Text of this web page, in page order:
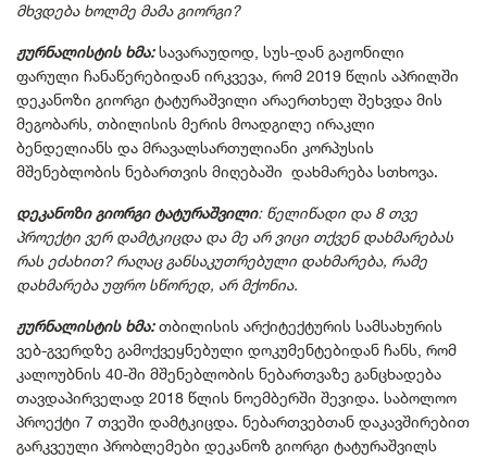
მხვდება ხოლმე მამა გიორგი?
ჟურნალისტის ხმა: სავარაუდოდ, სუს-დან გაჟონილი
ფარული ჩანაწერებიდან ირკვევა, რომ 2019 წლის აპრილში
დეკანოზი გიორგი ტატურაშვილი არაერთხელ შეხვდა მის
მეგობარს, თბილისის მერის მოადგილე ირაკლი
ბენდელიანს და მრავალსართულიანი კორპუსის
მშენებლობის ნებართვის მიღებაში დახმარება სთხოვა.
დეკანოზი გიორგი ტატურაშვილი: წელიწადი და 8 თვე
პროექტი ვერ დამტკიცდა და მე არ ვიცი თქვენ დახმარებას
რას ეძახით? რაღაც განსაკუთრებული დახმარება, რამე
დახმარება უფრო სწორედ, არ მქონია.
ჟურნალისტის ხმა: თბილისის არქიტექტურის სამსახურის
ვებ-გვერდზე გამოქვეყნებული დოკუმენტებიდან ჩანს, რომ
კალოუბნის 40-ში მშენებლობის ნებართვაზე განცხადება
თავდაპირველად 2018 წლის ნოემბერში შევიდა. საბოლოო
პროექტი 7 თვეში დამტკიცდა. ნებართვებთან დაკავშირებით
გარკვეული პრობლემები დეკანოზ გიორგი ტატურაშვილს